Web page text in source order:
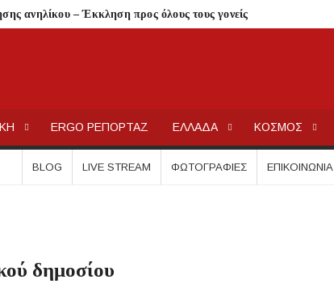
ανηλίκου – Έκκληση προς όλους τους γονείς
στην Κασσάνδρα
και πρόστιμα μετά τους ελέγχους
Δικαίωση της διεκδίκησης του Δήμου Πολυγύρου
ERGO ΡΕΠΟΡΤΑΖ ΕΛΛΑΔΑ ΚΟΣΜΟΣ
BLOG LIVE STREAM ΦΩΤΟΓΡΑΦΊΕΣ ΕΠΙΚΟΙΝΩΝΊΑ
δημοσίου